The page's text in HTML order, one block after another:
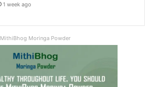
1 week ago
MithiBhog Moringa Powder